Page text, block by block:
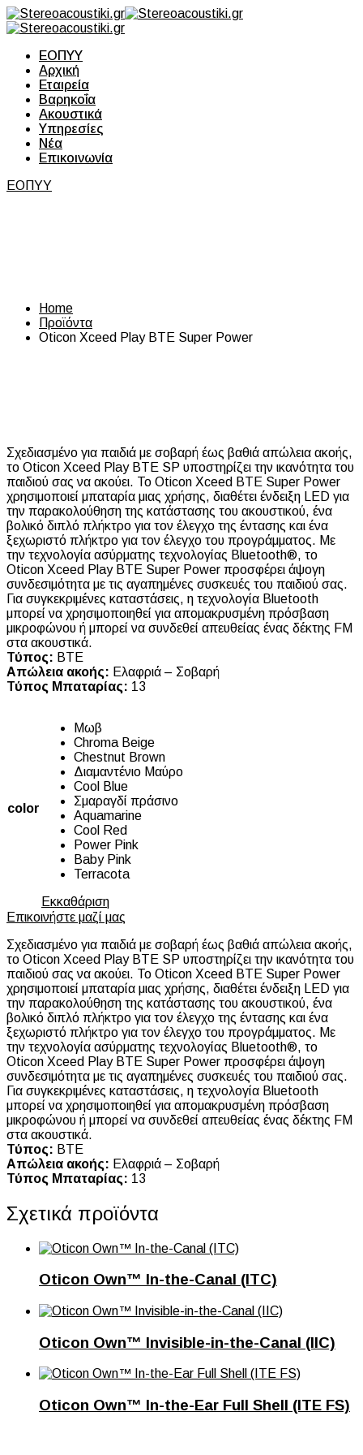
ΕΟΠΥΥ
Αρχική
Εταιρεία
Βαρηκοΐα
Ακουστικά
Υπηρεσίες
Νέα
Επικοινωνία
ΕΟΠΥΥ
Home
Προϊόντα
Oticon Xceed Play BTE Super Power
Σχεδιασμένο για παιδιά με σοβαρή έως βαθιά απώλεια ακοής,
το Oticon Xceed Play BTE SP υποστηρίζει την ικανότητα του
παιδιού σας να ακούει. Το Oticon Xceed BTE Super Power
χρησιμοποιεί μπαταρία μιας χρήσης, διαθέτει ένδειξη LED για
την παρακολούθηση της κατάστασης του ακουστικού, ένα
βολικό διπλό πλήκτρο για τον έλεγχο της έντασης και ένα
ξεχωριστό πλήκτρο για τον έλεγχο του προγράμματος. Με
την τεχνολογία ασύρματης τεχνολογίας Bluetooth®, το
Oticon Xceed Play BTE Super Power προσφέρει άψογη
συνδεσιμότητα με τις αγαπημένες συσκευές του παιδιού σας.
Για συγκεκριμένες καταστάσεις, η τεχνολογία Bluetooth
μπορεί να χρησιμοποιηθεί για απομακρυσμένη πρόσβαση
μικροφώνου ή μπορεί να συνδεθεί απευθείας ένας δέκτης FM
στα ακουστικά.
Τύπος: BTE
Απώλεια ακοής: Ελαφριά – Σοβαρή
Τύπος Μπαταρίας: 13
color
Μωβ
Chroma Beige
Chestnut Brown
Διαμαντένιο Μαύρο
Cool Blue
Σμαραγδί πράσινο
Aquamarine
Cool Red
Power Pink
Baby Pink
Terracota
Εκκαθάριση
Επικοινήστε μαζί μας
Σχεδιασμένο για παιδιά με σοβαρή έως βαθιά απώλεια ακοής,
το Oticon Xceed Play BTE SP υποστηρίζει την ικανότητα του
παιδιού σας να ακούει. Το Oticon Xceed BTE Super Power
χρησιμοποιεί μπαταρία μιας χρήσης, διαθέτει ένδειξη LED για
την παρακολούθηση της κατάστασης του ακουστικού, ένα
βολικό διπλό πλήκτρο για τον έλεγχο της έντασης και ένα
ξεχωριστό πλήκτρο για τον έλεγχο του προγράμματος. Με
την τεχνολογία ασύρματης τεχνολογίας Bluetooth®, το
Oticon Xceed Play BTE Super Power προσφέρει άψογη
συνδεσιμότητα με τις αγαπημένες συσκευές του παιδιού σας.
Για συγκεκριμένες καταστάσεις, η τεχνολογία Bluetooth
μπορεί να χρησιμοποιηθεί για απομακρυσμένη πρόσβαση
μικροφώνου ή μπορεί να συνδεθεί απευθείας ένας δέκτης FM
στα ακουστικά.
Τύπος: BTE
Απώλεια ακοής: Ελαφριά – Σοβαρή
Τύπος Μπαταρίας: 13
Σχετικά προϊόντα
Oticon Own™ In-the-Canal (ITC)
Oticon Own™ Invisible-in-the-Canal (IIC)
Oticon Own™ In-the-Ear Full Shell (ITE FS)